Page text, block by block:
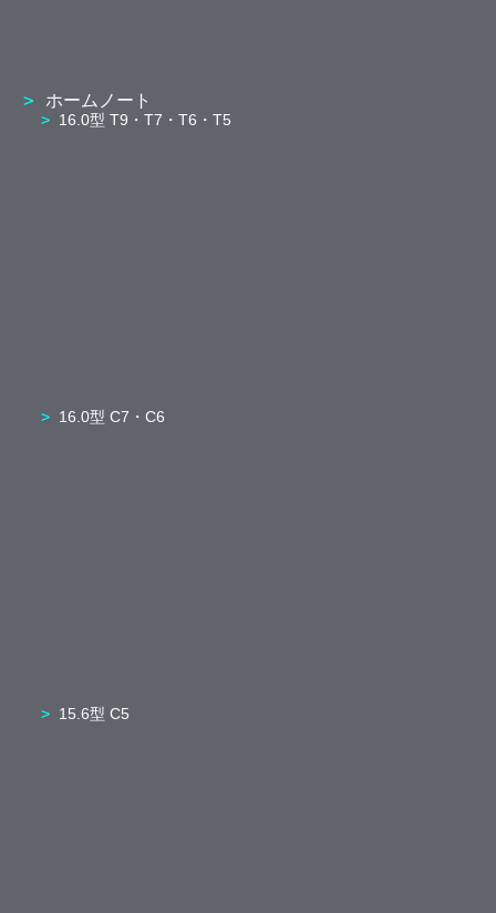
ホームノート
16.0型 T9・T7・T6・T5
16.0型 C7・C6
15.6型 C5